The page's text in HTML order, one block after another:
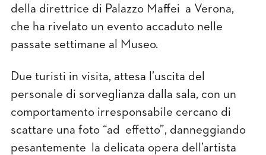
della direttrice di Palazzo Maffei a Verona,
che ha rivelato un evento accaduto nelle
passate settimane al Museo.
Due turisti in visita, attesa l’uscita del
personale di sorveglianza dalla sala, con un
comportamento irresponsabile cercano di
scattare una foto “ad effetto”, danneggiando
pesantemente la delicata opera dell’artista